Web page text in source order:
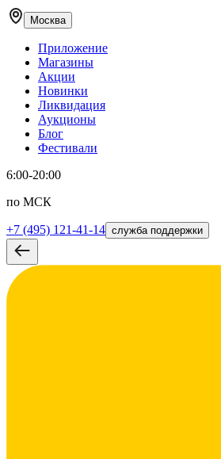
Москва
Приложение
Магазины
Акции
Новинки
Ликвидация
Аукционы
Блог
Фестивали
6:00-20:00
по МСК
+7 (495) 121-41-14 служба поддержки